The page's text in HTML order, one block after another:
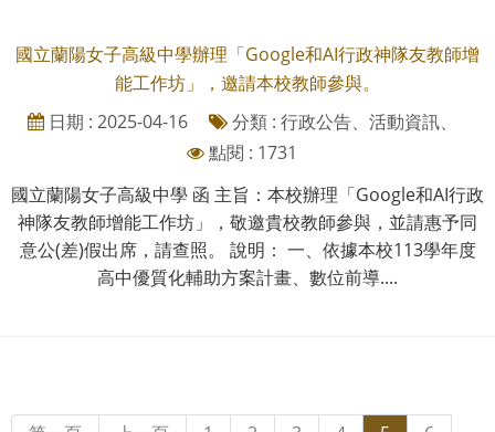
國立蘭陽女子高級中學辦理「Google和AI行政神隊友教師增
能工作坊」，邀請本校教師參與。
日期 : 2025-04-16
分類 : 行政公告、活動資訊、
點閱 : 1731
國立蘭陽女子高級中學 函 主旨：本校辦理「Google和AI行政
神隊友教師增能工作坊」，敬邀貴校教師參與，並請惠予同
意公(差)假出席，請查照。 說明： 一、依據本校113學年度
高中優質化輔助方案計畫、數位前導....